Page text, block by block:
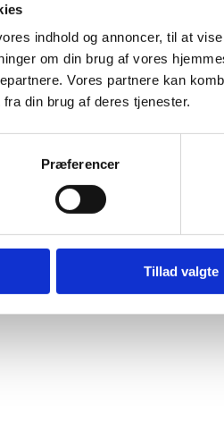
indhold og annoncer, til at
om din brug af vores
Vores partnere kan
din brug af deres tjenester.
Præferencer
Tillad valgte